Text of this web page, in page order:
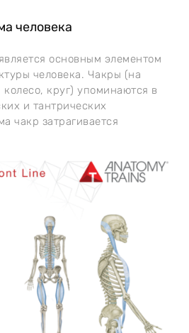
человека
основным элементом
человека. Чакры (на
круг) упоминаются в
и тантрических
чакр затрагивается